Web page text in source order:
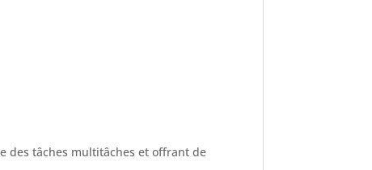
des tâches multitâches et offrant de